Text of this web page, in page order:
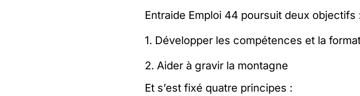
Entraide Emploi 44 poursuit deux objectifs
1. Développer les compétences et la
2. Aider à gravir la montagne
Et s’est fixé quatre principes :